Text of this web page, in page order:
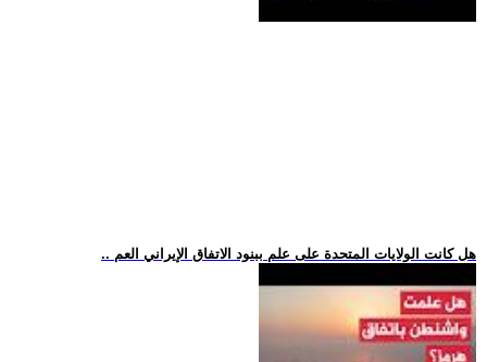
.. هل كانت الولايات المتحدة على علم ببنود الاتفاق الإيراني العم